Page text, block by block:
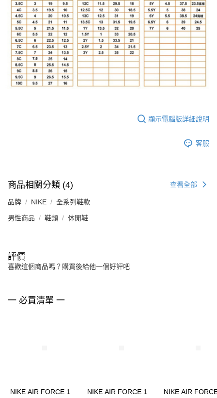
顯示電腦版詳細說明
客服
商品相關分類 (4) 查看全部
品牌 NIKE 全系列鞋款
男性商品 鞋類 休閒鞋
評價
喜歡這個商品嗎？購買後給他一個好評吧
一 必買清單 一
NIKE AIR FORCE 1
NIKE AIR FORCE 1
NIKE AIR